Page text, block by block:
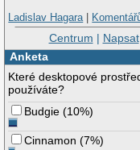
Ladislav Hagara |
Centrum | Napsat
Anketa
Které desktopové
používáte?
Budgie (10%)
Cinnamon (7%)